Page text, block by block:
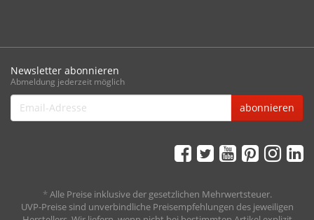
Newsletter abonnieren
Abmeldung jederzeit möglich
Email-
Adresse
abonnieren
*Alle Preise inklusive der gesetzlichen Mehrwertsteuer.
UVP-Preise sind unverbindliche Preisempfehlungen des jeweiligen